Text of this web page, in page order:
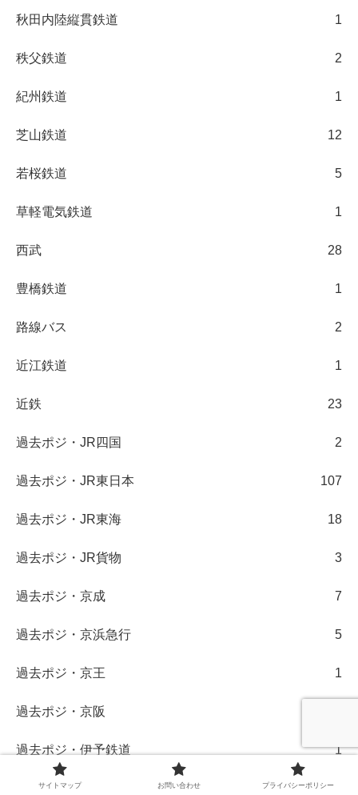
秋田内陸縦貫鉄道 1
秩父鉄道 2
紀州鉄道 1
芝山鉄道 12
若桜鉄道 5
草軽電気鉄道 1
西武 28
豊橋鉄道 1
路線バス 2
近江鉄道 1
近鉄 23
過去ポジ・JR四国 2
過去ポジ・JR東日本 107
過去ポジ・JR東海 18
過去ポジ・JR貨物 3
過去ポジ・京成 7
過去ポジ・京浜急行 5
過去ポジ・京王 1
過去ポジ・京阪
過去ポジ・伊予鉄道 1
過去ポジ・北総鉄道
サイトマップ お問い合わせ プライバシーポリシー